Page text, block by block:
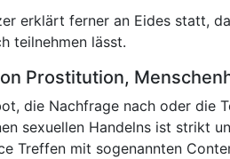
erklärt ferner an Eides statt,
teilnehmen lässt.
Prostitution,
die Nachfrage nach oder die
sexuellen Handelns ist strikt
Treffen mit sogenannten